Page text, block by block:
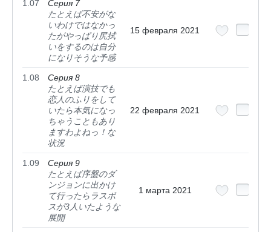
1.07
Серия 7
たとえば不安がな
いわけではなかっ
たがやっぱり尻拭
いをするのは自分
になりそうな予感
15 февраля 2021
1.08
Серия 8
たとえば演技でも
恋人のふりをして
いたら本気になっ
ちゃうこともあり
ますわよねっ！な
状況
22 февраля 2021
1.09
Серия 9
たとえば序盤のダ
ンジョンに出かけ
て行ったらラスボ
スが3人いたような
展開
1 марта 2021